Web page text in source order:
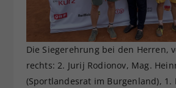
Die Siegerehrung bei den Herren,
rechts: 2. Jurij Rodionov, Mag.
(Sportlandesrat im Burgenland), 1.